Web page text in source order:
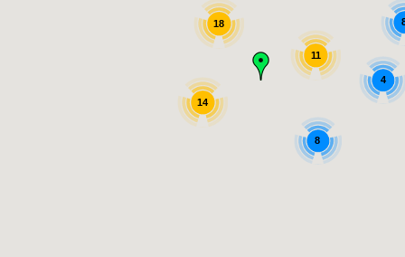
14
18
11
4
8